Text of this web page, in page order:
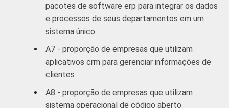
coletivos
sociais e
1Base: 3.273 empresas que utilizam
computadores, com 10 ou mais funcionários,
que constituem os seguintes segmentos da
CNAE 1.0: seção D, F, G, H, I, K e a seção O
pacotes de software erp para integrar os dados
e processos de seus departamentos em um
sistema único
A7 - proporção de empresas que utilizam
aplicativos crm para gerenciar informações de
clientes
A8 - proporção de empresas que utilizam
sistema operacional de código aberto